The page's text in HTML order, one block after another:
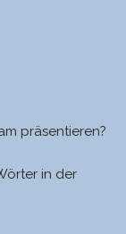
präsentieren?
in der